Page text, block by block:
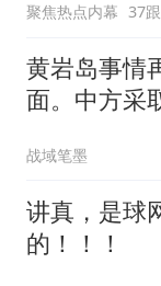
聚焦热点内幕 37
黄岩岛事情
面。中方采
一起来听听
战域笔墨
讲真，是球
的！！！